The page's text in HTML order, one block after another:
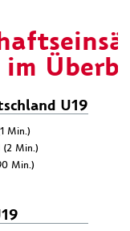
U19
Min.)
(2 Min.)
Min.)